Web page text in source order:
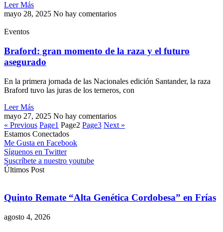
Leer Más
mayo 28, 2025 No hay comentarios
Eventos
Braford: gran momento de la raza y el futuro
asegurado
En la primera jornada de las Nacionales edición Santander, la raza
Braford tuvo las juras de los terneros, con
Leer Más
mayo 27, 2025 No hay comentarios
« Previous Page1 Page2 Page3 Next »
Estamos Conectados
Me Gusta en Facebook
Síguenos en Twitter
Suscríbete a nuestro youtube
Últimos Post
Quinto Remate “Alta Genética Cordobesa” en Frías
agosto 4, 2026